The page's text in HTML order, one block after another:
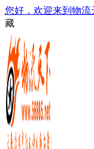
您好，欢迎来到物流
藏